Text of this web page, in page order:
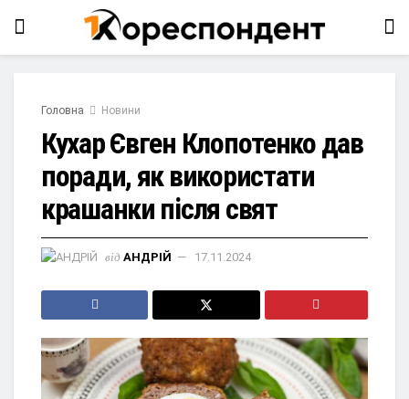
Головна Новини
Кухар Євген Клопотенко дав
поради, як використати
крашанки після свят
від АНДРІЙ 17.11.2024